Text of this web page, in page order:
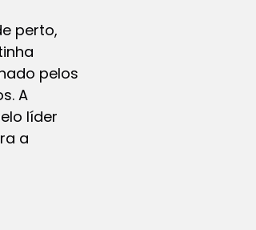
perto,
pelos
A
líder
a